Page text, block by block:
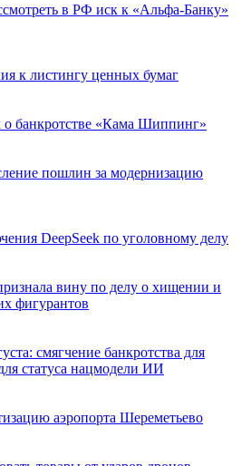
в РФ иск к «Альфа-Банку»
к листингу ценных бумаг
банкротстве «Кама Шиппинг»
пошлин за модернизацию
DeepSeek по уголовному делу
вину по делу о хищении и
фигурантов
смягчение банкротства для
статуса нацмодели ИИ
аэропорта Шереметьево